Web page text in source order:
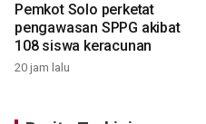
Pemkot Solo perketat
pengawasan SPPG akibat
108 siswa keracunan
20 jam lalu